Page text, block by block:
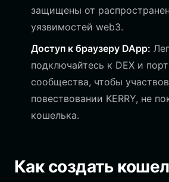
защищены от
уязвимостей web3.
Доступ к браузеру DApp:
подключайтесь к DEX и
сообщества, чтобы
повествовании KERRY, не
кошелька.
Как создать